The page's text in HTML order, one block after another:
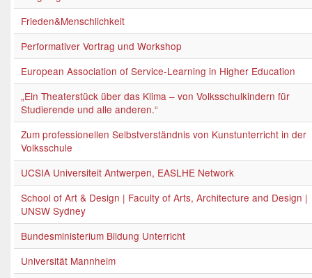
Frieden&Menschlichkeit
Performativer Vortrag und Workshop
European Association of Service-Learning in Higher Education
„Ein Theaterstück über das Klima – von Volksschulkindern für
Studierende und alle anderen.“
Zum professionellen Selbstverständnis von Kunstunterricht in der
Volksschule
UCSIA Universiteit Antwerpen, EASLHE Network
School of Art & Design | Faculty of Arts, Architecture and Design |
UNSW Sydney
Bundesministerium Bildung Unterricht
Universität Mannheim